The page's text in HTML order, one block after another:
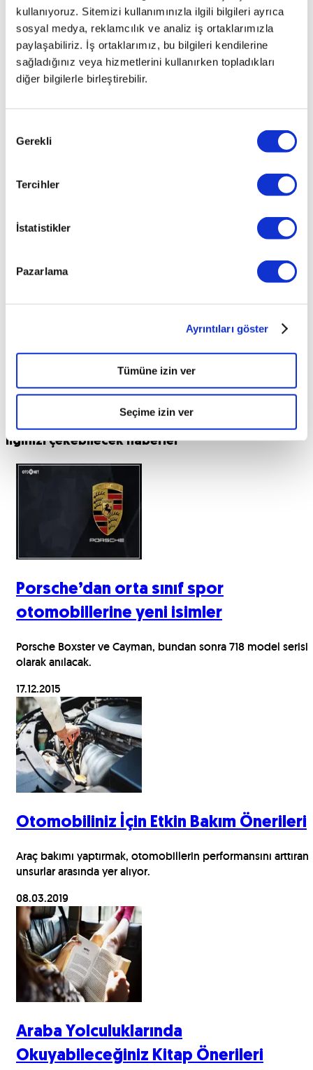
kullanıyoruz. Sitemizi kullanımınızla ilgili bilgileri ayrıca
sosyal medya, reklamcılık ve analiz iş ortaklarımızla
paylaşabiliriz. İş ortaklarımız, bu bilgileri kendilerine
sağladığınız veya hizmetlerini kullanırken topladıkları
diğer bilgilerle birleştirebilir.
Seçimi
Gerekli
Tercihler
İstatistikler
Pazarlama
Ayrıntıları göster
Tümüne izin ver
Seçime izin ver
İlginizi çekebilecek haberler
Porsche’dan orta sınıf spor
otomobillerine yeni isimler
Porsche Boxster ve Cayman, bundan sonra 718 model serisi
olarak anılacak.
17.12.2015
Otomobiliniz İçin Etkin Bakım Önerileri
Araç bakımı yaptırmak, otomobillerin performansını arttıran
unsurlar arasında yer alıyor.
08.03.2019
Araba Yolculuklarında
Okuyabileceğiniz Kitap Önerileri